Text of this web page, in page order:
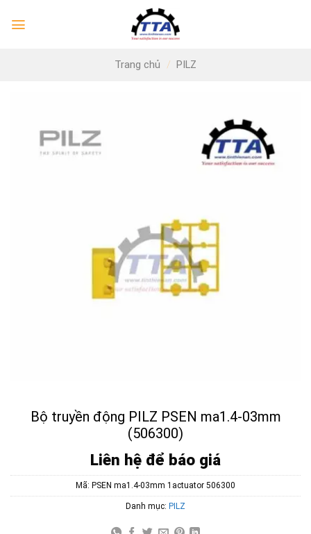
Trang chủ / PILZ
Bộ truyền động PILZ PSEN ma1.4-03mm
(506300)
Liên hệ để báo giá
Mã: PSEN ma1.4-03mm 1actuator 506300
Danh mục: PILZ